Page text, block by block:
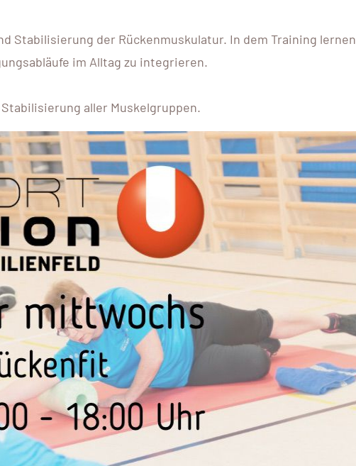
Stabilisierung der Rückenmuskulatur. In dem Training lernen
im Alltag zu integrieren.
aller Muskelgruppen.